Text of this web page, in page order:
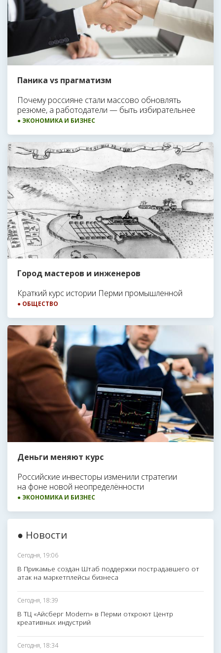
Паника vs прагматизм
Почему россияне стали массово обновлять
резюме, а работодатели — быть избирательнее
● ЭКОНОМИКА И БИЗНЕС
Город мастеров и инженеров
Краткий курс истории Перми промышленной
● ОБЩЕСТВО
Деньги меняют курс
Российские инвесторы изменили стратегии
на фоне новой неопределённости
● ЭКОНОМИКА И БИЗНЕС
● Новости
Сегодня, 19:06
В Прикамье создан Штаб поддержки пострадавшего от
атак на маркетплейсы бизнеса
Сегодня, 18:39
В ТЦ «Айсберг Modern» в Перми откроют Центр
креативных индустрий
Сегодня, 18:34